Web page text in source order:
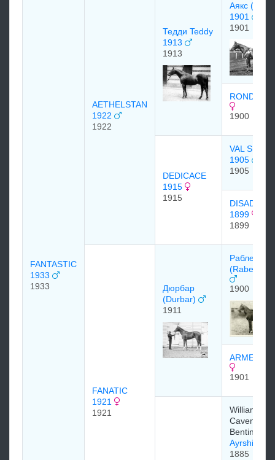
FANTASTIC
1933
1933
AETHELSTAN
1922
1922
Тедди Teddy
1913
1913
Аякс (Ajax)
1901
1901
RONDEAU
1900
DEDICACE
1915
1915
VAL
1905
1905
1899
1899
FANATIC
1921
1921
Дюрбар
(Durbar)
1911
Рабле
(Rabelais)
1900
ARMENIA
1901
William
Cavendish-
Bentinck
Ayrshire
1885